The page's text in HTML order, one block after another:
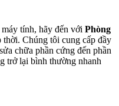
tính, hãy đến với Phòng
thời. Chúng tôi cung cấp đầy
chữa phần cứng đến phần
trở lại bình thường nhanh